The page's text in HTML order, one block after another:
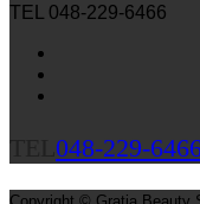
TEL 048-229-6466
048-229-